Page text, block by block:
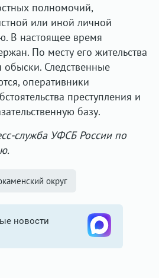
полномочий,
или иной личной
В настоящее время
По месту его жительства
Следственные
оперативники
преступления и
базу.
служба УФСБ России по
округ
новости